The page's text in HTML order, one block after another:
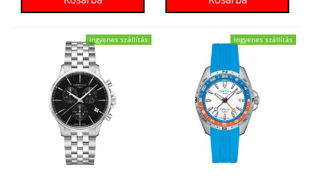
ingyenes szállítás ingyenes szállítás